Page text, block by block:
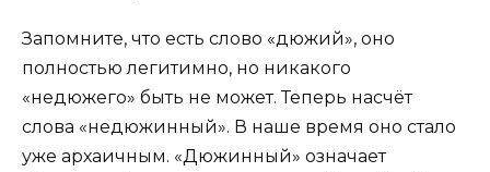
Запомните, что есть слово «дюжий», оно
полностью легитимно, но никакого
«недюжего» быть не может. Теперь насчёт
слова «недюжинный». В наше время оно стало
уже архаичным. «Дюжинный» означает